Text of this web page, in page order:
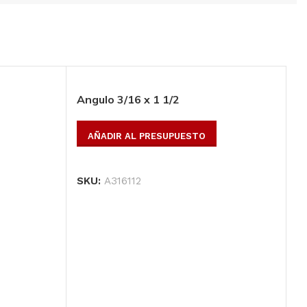
Ver Productos
Angulo 3/16 x 1 1/2
AÑADIR AL PRESUPUESTO
SKU: A316112